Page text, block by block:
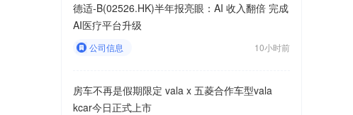
德适-B(02526.HK)半年报亮眼：AI 收入翻倍 完成
AI医疗平台升级
公司信息 10小时前
房车不再是假期限定 vala x 五菱合作车型vala
kcar今日正式上市